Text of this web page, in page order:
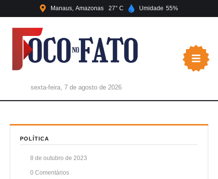
Manaus Amazonas 27 Umidade 55
sexta-feira, 7 de agosto de 2026
POLÍTICA
8 de outubro de 2023
0 Comentários